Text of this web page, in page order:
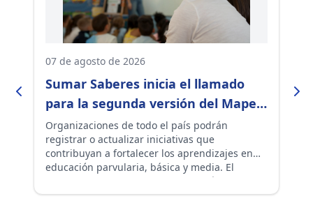
07 de agosto de 2026
Sumar Saberes inicia el llamado
para la segunda versión del Mapeo
de Iniciativas para la Mejora de
Aprendizajes
Organizaciones de todo el país podrán
registrar o actualizar iniciativas que
contribuyan a fortalecer los aprendizajes en
educación parvularia, básica y media. El
llamado busca ampliar la radiografía del
ecosistema educativo construida en 2025.